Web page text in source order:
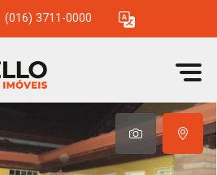
(016) 3711-0000